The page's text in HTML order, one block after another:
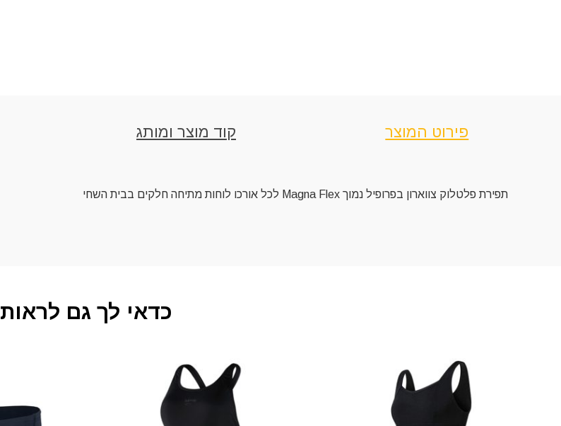
פירוט המוצר קוד מוצר ומותג
תפירת פלטלוק צווארון בפרופיל נמוך Magna Flex לכל אורכו לוחות מתיחה חלקים בבית השחי
כדאי לך גם לראות